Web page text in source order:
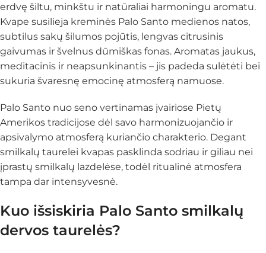
erdvę šiltu, minkštu ir natūraliai harmoningu aromatu.
Kvape susilieja kreminės Palo Santo medienos natos,
subtilus sakų šilumos pojūtis, lengvas citrusinis
gaivumas ir švelnus dūmiškas fonas. Aromatas jaukus,
meditacinis ir neapsunkinantis – jis padeda sulėtėti bei
sukuria švaresnę emocinę atmosferą namuose.
Palo Santo nuo seno vertinamas įvairiose Pietų
Amerikos tradicijose dėl savo harmonizuojančio ir
apsivalymo atmosferą kuriančio charakterio. Degant
smilkalų taurelei kvapas pasklinda sodriau ir giliau nei
įprastų smilkalų lazdelėse, todėl ritualinė atmosfera
tampa dar intensyvesnė.
Kuo išsiskiria Palo Santo smilkalų
dervos taurelės?